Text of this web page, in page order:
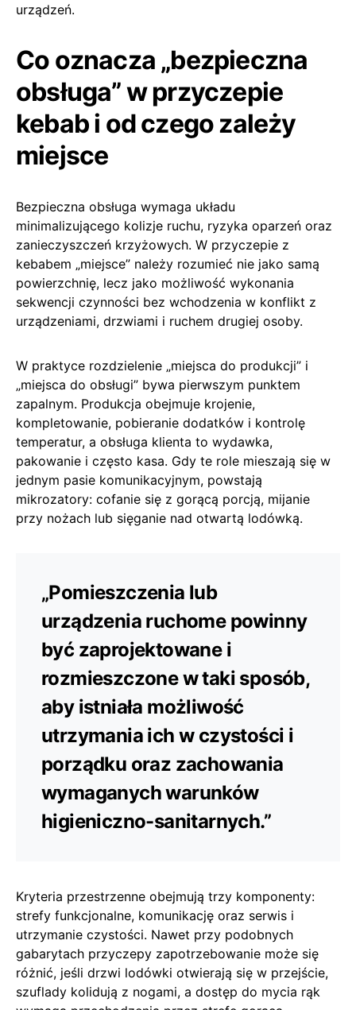
urządzeń.
Co oznacza „bezpieczna
obsługa” w przyczepie
kebab i od czego zależy
miejsce
Bezpieczna obsługa wymaga układu
minimalizującego kolizje ruchu, ryzyka oparzeń oraz
zanieczyszczeń krzyżowych. W przyczepie z
kebabem „miejsce” należy rozumieć nie jako samą
powierzchnię, lecz jako możliwość wykonania
sekwencji czynności bez wchodzenia w konflikt z
urządzeniami, drzwiami i ruchem drugiej osoby.
W praktyce rozdzielenie „miejsca do produkcji” i
„miejsca do obsługi” bywa pierwszym punktem
zapalnym. Produkcja obejmuje krojenie,
kompletowanie, pobieranie dodatków i kontrolę
temperatur, a obsługa klienta to wydawka,
pakowanie i często kasa. Gdy te role mieszają się w
jednym pasie komunikacyjnym, powstają
mikrozatory: cofanie się z gorącą porcją, mijanie
przy nożach lub sięganie nad otwartą lodówką.
„Pomieszczenia lub
urządzenia ruchome powinny
być zaprojektowane i
rozmieszczone w taki sposób,
aby istniała możliwość
utrzymania ich w czystości i
porządku oraz zachowania
wymaganych warunków
higieniczno-sanitarnych.”
Kryteria przestrzenne obejmują trzy komponenty:
strefy funkcjonalne, komunikację oraz serwis i
utrzymanie czystości. Nawet przy podobnych
gabarytach przyczepy zapotrzebowanie może się
różnić, jeśli drzwi lodówki otwierają się w przejście,
szuflady kolidują z nogami, a dostęp do mycia rąk